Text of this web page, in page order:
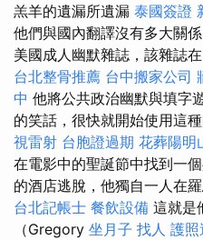
羔羊的遺漏所遺漏 泰國簽證
他們與國內翻譯沒有多大關
美國成人幽默雜誌，該雜誌
台北整骨推薦 台中搬家公司
中 他將公共政治幽默與填字
的笑話，很快就開始使用這
視雷射 台胞證過期 花葬陽明
在電影中的聖誕節中找到一
的酒店逃脫，他獨自一人在
台北記帳士 餐飲設備 這就是
（Gregory 坐月子 找人 護照